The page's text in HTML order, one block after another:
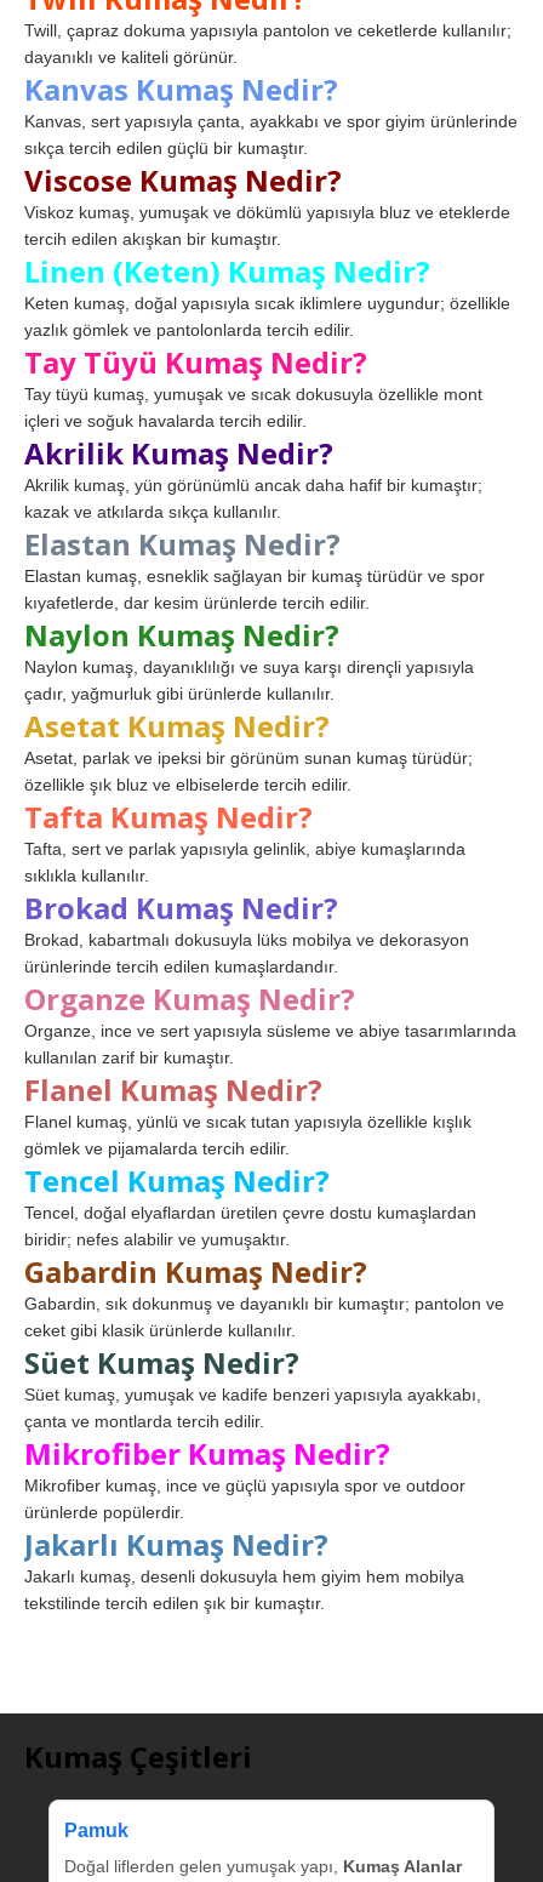
Twill, çapraz dokuma yapısıyla pantolon ve ceketlerde kullanılır;
dayanıklı ve kaliteli görünür.
Kanvas Kumaş Nedir?
Kanvas, sert yapısıyla çanta, ayakkabı ve spor giyim ürünlerinde
sıkça tercih edilen güçlü bir kumaştır.
Viscose Kumaş Nedir?
Viskoz kumaş, yumuşak ve dökümlü yapısıyla bluz ve eteklerde
tercih edilen akışkan bir kumaştır.
Linen (Keten) Kumaş Nedir?
Keten kumaş, doğal yapısıyla sıcak iklimlere uygundur; özellikle
yazlık gömlek ve pantolonlarda tercih edilir.
Tay Tüyü Kumaş Nedir?
Tay tüyü kumaş, yumuşak ve sıcak dokusuyla özellikle mont
içleri ve soğuk havalarda tercih edilir.
Akrilik Kumaş Nedir?
Akrilik kumaş, yün görünümlü ancak daha hafif bir kumaştır;
kazak ve atkılarda sıkça kullanılır.
Elastan Kumaş Nedir?
Elastan kumaş, esneklik sağlayan bir kumaş türüdür ve spor
kıyafetlerde, dar kesim ürünlerde tercih edilir.
Naylon Kumaş Nedir?
Naylon kumaş, dayanıklılığı ve suya karşı dirençli yapısıyla
çadır, yağmurluk gibi ürünlerde kullanılır.
Asetat Kumaş Nedir?
Asetat, parlak ve ipeksi bir görünüm sunan kumaş türüdür;
özellikle şık bluz ve elbiselerde tercih edilir.
Tafta Kumaş Nedir?
Tafta, sert ve parlak yapısıyla gelinlik, abiye kumaşlarında
sıklıkla kullanılır.
Brokad Kumaş Nedir?
Brokad, kabartmalı dokusuyla lüks mobilya ve dekorasyon
ürünlerinde tercih edilen kumaşlardandır.
Organze Kumaş Nedir?
Organze, ince ve sert yapısıyla süsleme ve abiye tasarımlarında
kullanılan zarif bir kumaştır.
Flanel Kumaş Nedir?
Flanel kumaş, yünlü ve sıcak tutan yapısıyla özellikle kışlık
gömlek ve pijamalarda tercih edilir.
Tencel Kumaş Nedir?
Tencel, doğal elyaflardan üretilen çevre dostu kumaşlardan
biridir; nefes alabilir ve yumuşaktır.
Gabardin Kumaş Nedir?
Gabardin, sık dokunmuş ve dayanıklı bir kumaştır; pantolon ve
ceket gibi klasik ürünlerde kullanılır.
Süet Kumaş Nedir?
Süet kumaş, yumuşak ve kadife benzeri yapısıyla ayakkabı,
çanta ve montlarda tercih edilir.
Mikrofiber Kumaş Nedir?
Mikrofiber kumaş, ince ve güçlü yapısıyla spor ve outdoor
ürünlerde popülerdir.
Jakarlı Kumaş Nedir?
Jakarlı kumaş, desenli dokusuyla hem giyim hem mobilya
tekstilinde tercih edilen şık bir kumaştır.
Kumaş Çeşitleri
Pamuk
Doğal liflerden gelen yumuşak yapı, Kumaş Alanlar